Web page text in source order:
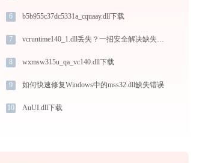
6 b5b955c37dc5331a_cquaay.dll下载
7 vcruntime140_1.dll丢失？一招安全解决缺失问题
8 wxmsw315u_qa_vc140.dll下载
9 如何快速修复Windows中的mss32.dll缺失错误
10 AuUI.dll下载